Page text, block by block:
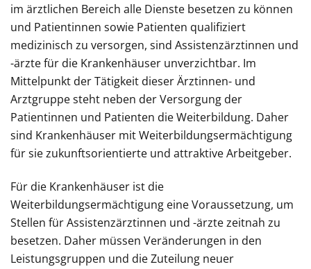
im ärztlichen Bereich alle Dienste besetzen zu können
und Patientinnen sowie Patienten qualifiziert
medizinisch zu versorgen, sind Assistenzärztinnen und
-ärzte für die Krankenhäuser unverzichtbar. Im
Mittelpunkt der Tätigkeit dieser Ärztinnen- und
Arztgruppe steht neben der Versorgung der
Patientinnen und Patienten die Weiterbildung. Daher
sind Krankenhäuser mit Weiterbildungsermächtigung
für sie zukunftsorientierte und attraktive Arbeitgeber.
Für die Krankenhäuser ist die
Weiterbildungsermächtigung eine Voraussetzung, um
Stellen für Assistenzärztinnen und -ärzte zeitnah zu
besetzen. Daher müssen Veränderungen in den
Leistungsgruppen und die Zuteilung neuer